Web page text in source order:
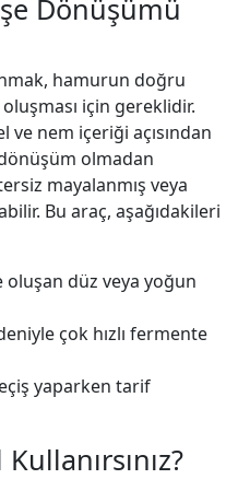
Dönüşümü
hamurun doğru
oluşması için gereklidir.
ve nem içeriği açısından
olmadan
mayalanmış veya
Bu araç, aşağıdakileri
oluşan düz veya yoğun
çok hızlı fermente
yaparken tarif
Kullanırsınız?